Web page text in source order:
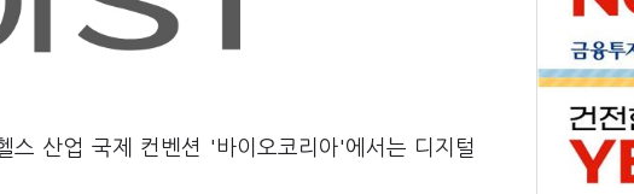
산업 국제 컨벤션 '바이오코리아'에서는 디지털